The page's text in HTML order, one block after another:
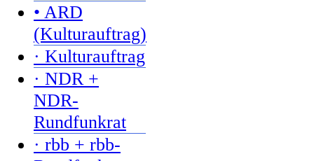
• ARD
(Kulturauftrag)
· Kulturauftrag
· NDR +
NDR-
Rundfunkrat
· rbb + rbb-